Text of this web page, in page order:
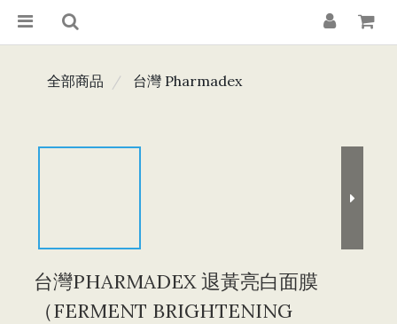
全部商品 台灣 Pharmadex
台灣PHARMADEX 退黃亮白面膜
（FERMENT BRIGHTENING